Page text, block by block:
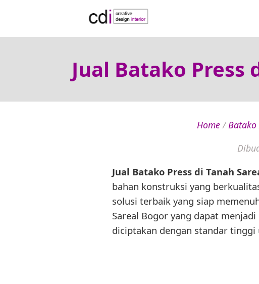
Jual Batako Press
Home/Batako
Jual Batako Press di Tanah
bahan konstruksi yang
solusi terbaik yang siap
Sareal Bogor yang dapat
diciptakan dengan standar